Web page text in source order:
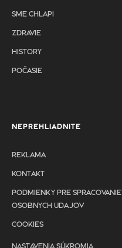
SME CHLAPI
ZDRAVIE
HISTORY
POČASIE
NEPREHLIADNITE
REKLAMA
KONTAKT
PODMIENKY PRE SPRACOVANIE
OSOBNYCH UDAJOV
COOKIES
NASTAVENIA SÚKROMIA